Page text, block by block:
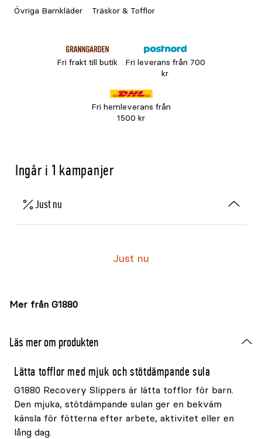
Övriga Barnkläder Träskor & Tofflor
Fri frakt till butik
Fri leverans från 700
kr
Fri hemleverans från
1500 kr
Ingår i 1 kampanjer
Just nu
Just nu
Mer från G1880
Läs mer om produkten
Lätta tofflor med mjuk och stötdämpande sula
G1880 Recovery Slippers är lätta tofflor för barn.
Den mjuka, stötdämpande sulan ger en bekväm
känsla för fötterna efter arbete, aktivitet eller en
lång dag.